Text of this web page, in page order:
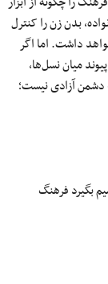
بدن زن را کنترل
داشت. اما اگر
میان نسل‌ها،
دشمن آزادی نیست؛
بگیرد فرهنگ